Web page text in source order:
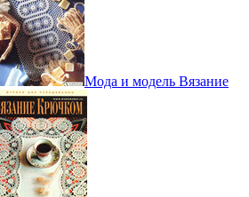
Мода и модель Вязание